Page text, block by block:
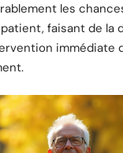
les
faisant de la
immédiate